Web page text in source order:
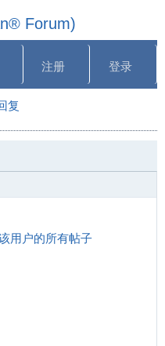
Forum)
注册 登录
复
用户的所有帖子